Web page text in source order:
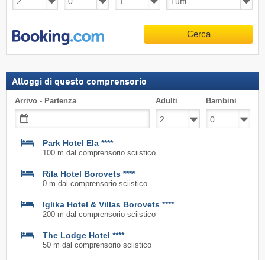
Cerca
Alloggi di questo comprensorio
Arrivo - Partenza Adulti Bambini
Park Hotel Ela ****
100 m dal comprensorio sciistico
Rila Hotel Borovets ****
0 m dal comprensorio sciistico
Iglika Hotel & Villas Borovets ****
200 m dal comprensorio sciistico
The Lodge Hotel ****
50 m dal comprensorio sciistico